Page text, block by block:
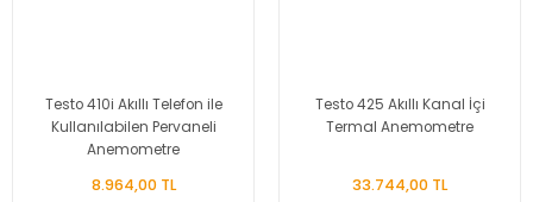
Testo 410i Akıllı Telefon ile
Kullanılabilen Pervaneli
Anemometre
8.964,00 TL
Testo 425 Akıllı Kanal İçi
Termal Anemometre
33.744,00 TL